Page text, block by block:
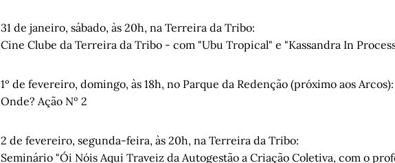
31 de janeiro, sábado, às 20h, na Terreira da Tribo:
Cine Clube da Terreira da Tribo - com "Ubu Tropical" e "Kassandra In
1º de fevereiro, domingo, às 18h, no Parque da Redenção (próximo aos Arcos):
Onde? Ação Nº 2
2 de fevereiro, segunda-feira, às 20h, na Terreira da Tribo:
Seminário "Ói Nóis Aqui Traveiz da Autogestão a Criação Coletiva, com o